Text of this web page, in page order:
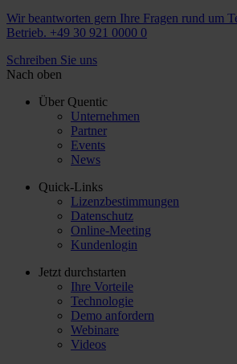
Wir beantworten gern Ihre Fragen rund um
Betrieb. +49 30 921 0000 0
Schreiben Sie uns
Nach oben
Über Quentic
Unternehmen
Partner
Events
News
Quick-Links
Lizenzbestimmungen
Datenschutz
Online-Meeting
Kundenlogin
Jetzt durchstarten
Ihre Vorteile
Technologie
Demo anfordern
Webinare
Videos